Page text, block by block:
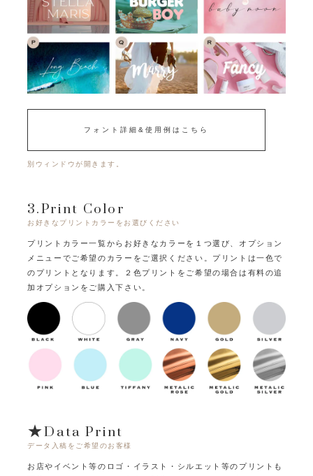
フォント詳細&使用例はこちら
別ウィンドウが開きます。
3.Print Color
お好きなプリントカラーをお選びください
プリントカラー一覧からお好きなカラーを１つ選び、オプション
メニューでご希望のカラーをご選択ください。 プリントは一色で
のプリントとなります。
２色プリントをご希望の場合は有料の追
加オプションをご購入下さい。
★Data Print
データ入稿をご希望のお客様
お店やイベント等のロゴ・イラスト・シルエット等のプリントも